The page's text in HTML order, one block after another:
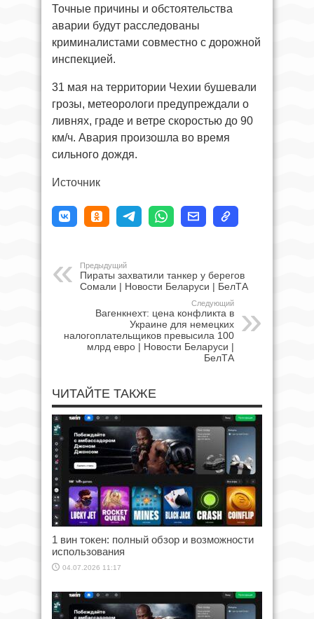
Точные причины и обстоятельства
аварии будут расследованы
криминалистами совместно с дорожной
инспекцией.
31 мая на территории Чехии бушевали
грозы, метеорологи предупреждали о
ливнях, граде и ветре скоростью до 90
км/ч. Авария произошла во время
сильного дождя.
Источник
Предыдущий
Пираты захватили танкер у берегов
Сомали | Новости Беларуси | БелТА
Следующий
Вагенкнехт: цена конфликта в
Украине для немецких
налогоплательщиков превысила 100
млрд евро | Новости Беларуси |
БелТА
ЧИТАЙТЕ ТАКЖЕ
1 вин токен: полный обзор и возможности
использования
04.07.2026 11:17